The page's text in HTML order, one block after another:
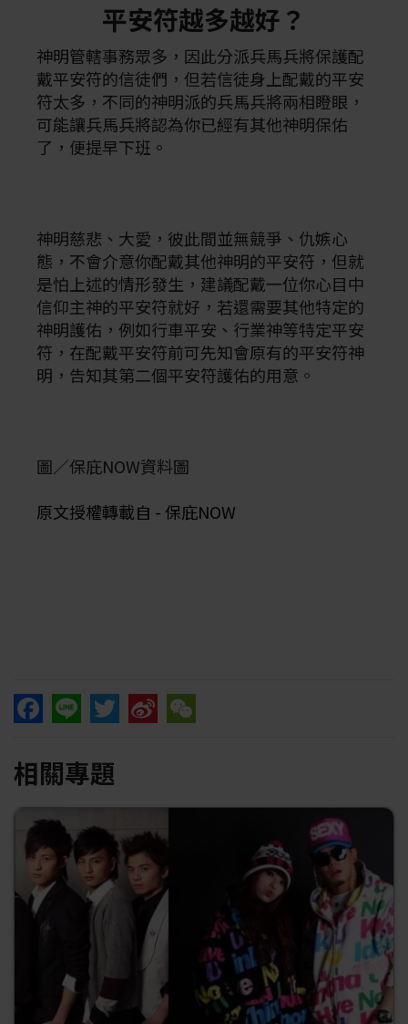
平安符越多越好？
神明管轄事務眾多，因此分派兵馬兵將保護配
戴平安符的信徒們，但若信徒身上配戴的平安
符太多，不同的神明派的兵馬兵將兩相瞪眼，
可能讓兵馬兵將認為你已經有其他神明保佑
了，便提早下班。
神明慈悲、大愛，彼此間並無競爭、仇嫉心
態，不會介意你配戴其他神明的平安符，但就
是怕上述的情形發生，建議配戴一位你心目中
信仰主神的平安符就好，若還需要其他特定的
神明護佑，例如行車平安、行業神等特定平安
符，在配戴平安符前可先知會原有的平安符神
明，告知其第二個平安符護佑的用意。
圖／保庇NOW資料圖
原文授權轉載自 - 保庇NOW
相關專題